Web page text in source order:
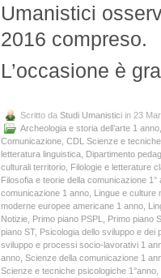
Umanistici
2016 compreso.
L’occasione è
Scritto da Studi Umanistici in 23
Archeologia e storia dell’arte 1 anno
Comunicazione CDL Scienze e
letteratura linguistica
Dipartimento
culturali territorio
Filologie e letterature
Filosofia e teorie della comunicazione 1°
comunicazione 1 anno
Lingue e
moderne europee americane 1 anno
Notizie
Primo piano PSPL
Primo piano
piano ST, Psicologia dello sviluppo e
sviluppo e processi socio-lavorativi 1
anno Scienze della comunicazione 1
Scienze e tecniche psicologiche 1°anno